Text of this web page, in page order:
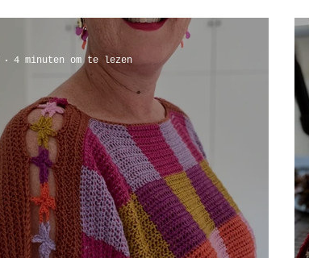
Taal Kerst Boekentip Recept
Reizen Armbanden
4 minuten om te lezen